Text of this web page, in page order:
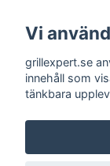
Andra
Vi
grillexpert.se
innehåll som
tänkbara